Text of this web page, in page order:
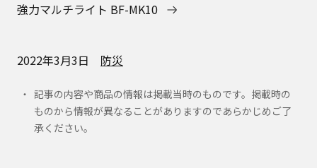
強力マルチライト BF-MK10
2022年3月3日 防災
記事の内容や商品の情報は掲載当時のものです。掲載時の
ものから情報が異なることがありますのであらかじめご了
承ください。